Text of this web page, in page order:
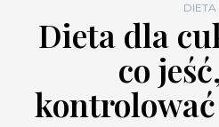
DIETA
Dieta dla
co